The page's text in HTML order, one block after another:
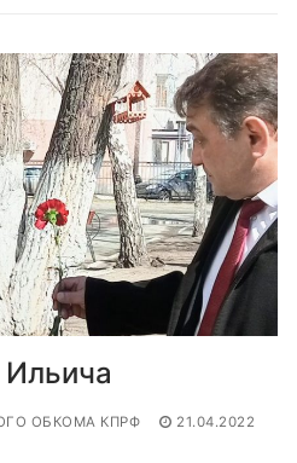
ОБКОМА КПРФ 21.04.2022